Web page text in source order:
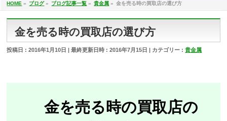
HOME » ブログ» ブログ記事一覧 » 貴金属 » 金を売る時の買取店の選び方
金を売る時の買取店の選び方
投稿日 : 2016年1月10日 最終更新日時 : 2016年7月15日 カテゴリー :貴金属
金を売る時の買取店の